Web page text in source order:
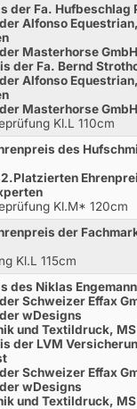
der Fa.
Alfonso
Masterhorse
der Fa. Bernd
Alfonso
Masterhorse
Kl.L 110cm
des
Kl.M* 120cm
der
Kl.L 115cm
des Niklas
Schweizer Effax
wDesigns
und Textildruck, MS
der LVM
Schweizer Effax
wDesigns
und Textildruck, MS